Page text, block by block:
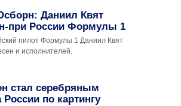
Даниил Квят
при России Формулы 1
пилот Формулы 1 Даниил Квят
и исполнителей.
стал серебряным
по картингу